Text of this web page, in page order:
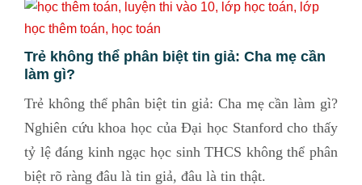
Trẻ không thể phân biệt tin giả: Cha mẹ cần
làm gì?
Trẻ không thể phân biệt tin giả: Cha mẹ cần làm gì?
Nghiên cứu khoa học của Đại học Stanford cho thấy
tỷ lệ đáng kinh ngạc học sinh THCS không thể phân
biệt rõ ràng đâu là tin giả, đâu là tin thật.